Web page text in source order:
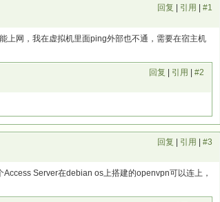
回复 引用 #1
上网，我在虚拟机里面ping外部也不通，需要在宿主机
回复 引用 #2
回复 引用 #3
Server在debian os上搭建的openvpn可以连上，